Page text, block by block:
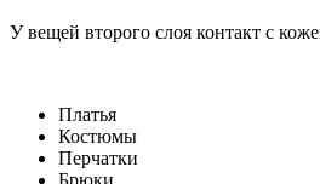
У вещей второго слоя контакт с
Платья
Костюмы
Перчатки
Брюки